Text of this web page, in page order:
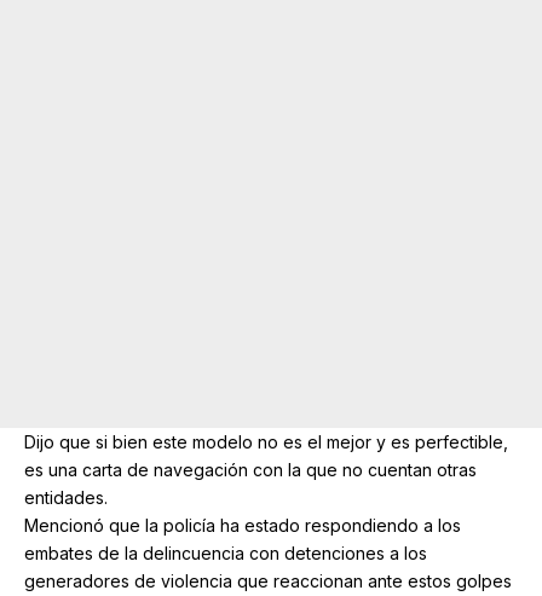
Dijo que si bien este modelo no es el mejor y es perfectible,
es una carta de navegación con la que no cuentan otras
entidades.
Mencionó que la policía ha estado respondiendo a los
embates de la delincuencia con detenciones a los
generadores de violencia que reaccionan ante estos golpes